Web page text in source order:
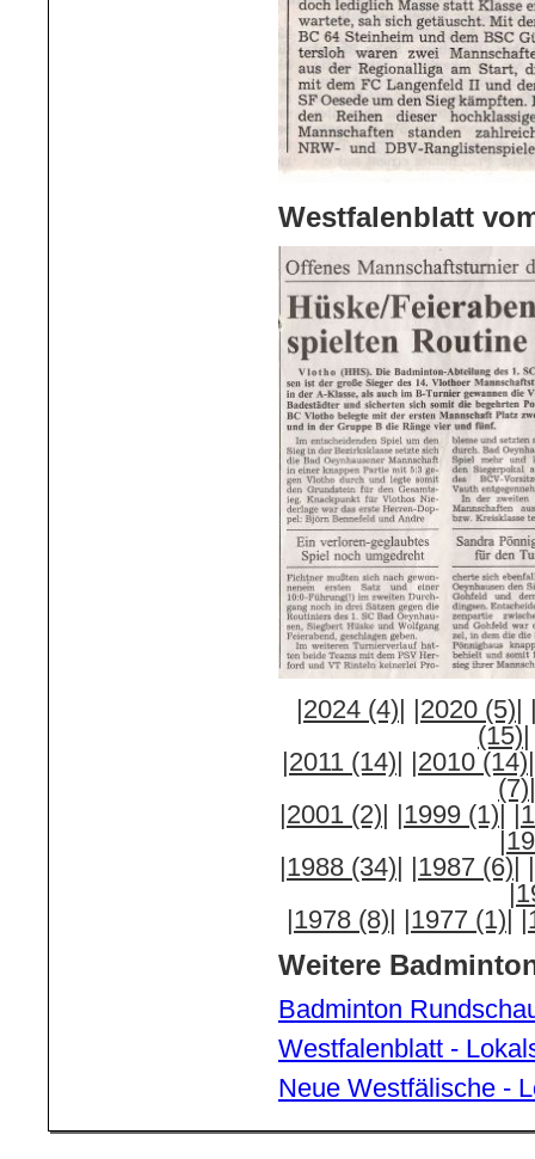
Westfalenblatt
|2024 (4)| |2020 (5)|
(15)|
|2011 (14)| |2010 (14)|
(7)|
|2001 (2)| |1999 (1)|
|1988 (34)| |1987 (6)|
|1978 (8)| |1977 (1)|
Weitere
Badminton
Westfalenblatt -
Neue Westfälische -